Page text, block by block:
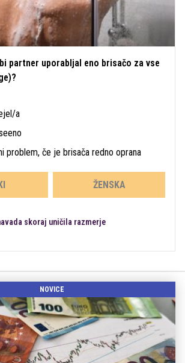
partner uporabljal eno brisačo za vse
a
problem, če je brisača redno oprana
ŽENSKA
skoraj uničila razmerje
NOVICE